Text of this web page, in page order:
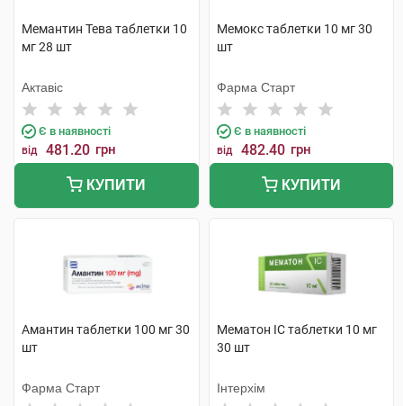
Мемантин Тева таблетки 10
мг 28 шт
Актавіс
Є в наявності
від 481.20 грн
КУПИТИ
Мемокс таблетки 10 мг 30
шт
Фарма Старт
Є в наявності
від 482.40 грн
КУПИТИ
Амантин таблетки 100 мг 30
шт
Фарма Старт
Мематон IC таблетки 10 мг
30 шт
Інтерхім